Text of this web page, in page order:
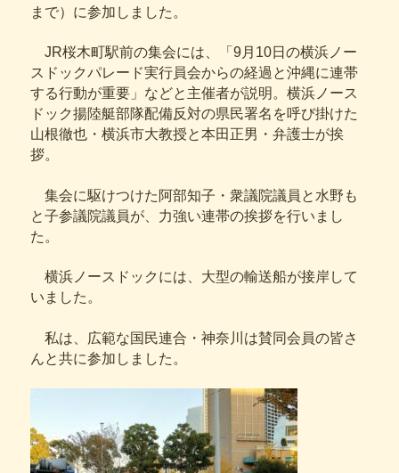
まで）に参加しました。
JR桜木町駅前の集会には、「9月10日の横浜ノー
スドックパレード実行員会からの経過と沖縄に連帯
する行動が重要」などと主催者が説明。横浜ノース
ドック揚陸艇部隊配備反対の県民署名を呼び掛けた
山根徹也・横浜市大教授と本田正男・弁護士が挨
拶。
集会に駆けつけた阿部知子・衆議院議員と水野も
と子参議院議員が、力強い連帯の挨拶を行いまし
た。
横浜ノースドックには、大型の輸送船が接岸して
いました。
私は、広範な国民連合・神奈川は賛同会員の皆さ
んと共に参加しました。